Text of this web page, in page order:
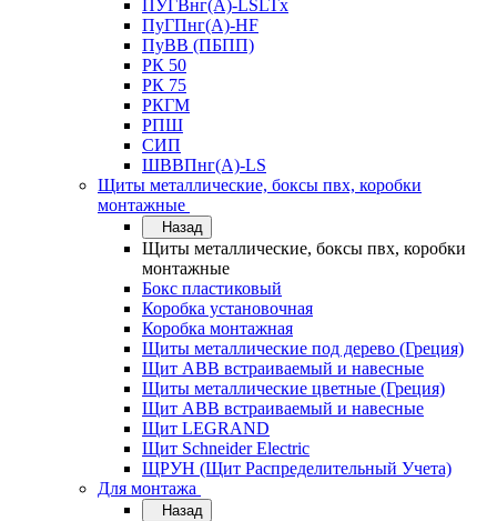
ПУГВнг(А)-LSLTx
ПуГПнг(А)-HF
ПуВВ (ПБПП)
РК 50
РК 75
РКГМ
РПШ
СИП
ШВВПнг(А)-LS
Щиты металлические, боксы пвх, коробки
монтажные
Назад
Щиты металлические, боксы пвх, коробки
монтажные
Бокс пластиковый
Коробка установочная
Коробка монтажная
Щиты металлические под дерево (Греция)
Щит ABB встраиваемый и навесные
Щиты металлические цветные (Греция)
Щит ABB встраиваемый и навесные
Щит LEGRAND
Щит Schneider Electric
ЩРУН (Щит Распределительный Учета)
Для монтажа
Назад